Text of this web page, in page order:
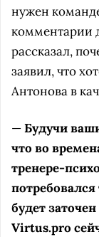
нужен
комментарии
рассказал,
заявил, что
Антонова в
—Будучи
что во
тренере-
будет
Virtus.pro